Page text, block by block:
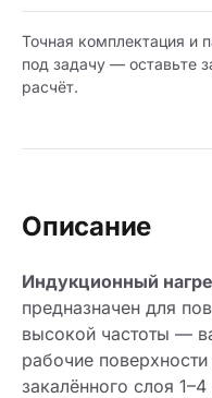
Точная комплектация и
под задачу — оставьте
расчёт.
Описание
Индукционный
предназначен для
высокой частоты —
рабочие
закалённого слоя